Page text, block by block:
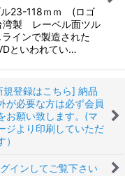
23-118ｍｍ (ロゴ
製 レーベル面ツル
インで製造された
といわれてい…
規登録はこちら] 納品
が必要な方は必ず会員
お願い致します。(マ
ジより印刷していただ
）
インしてご覧下さい